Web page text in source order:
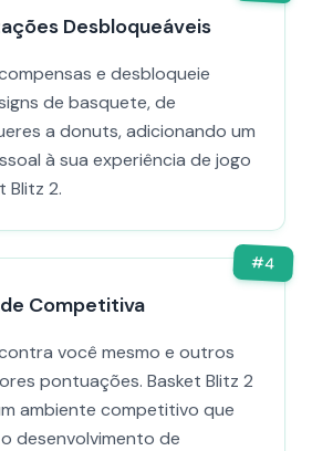
Desbloqueáveis
e desbloqueie
de basquete, de
a donuts, adicionando um
à sua experiência de jogo
Blitz 2.
#4
Competitiva
você mesmo e outros
pontuações. Basket Blitz 2
ambiente competitivo que
desenvolvimento de